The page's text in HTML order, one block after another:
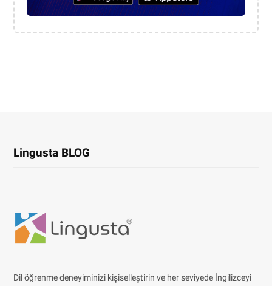
Lingusta BLOG
Dil öğrenme deneyiminizi kişiselleştirin ve her seviyede İngilizceyi